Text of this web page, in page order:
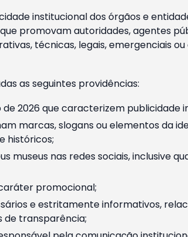
institucional dos órgãos e
promovam autoridades, agentes
técnicas, legais, emergenciais
as seguintes providências:
2026 que caracterizem publicidade
marcas, slogans ou elementos da
históricos;
nas redes sociais, inclusive
promocional;
e estritamente informativos,
de transparência;